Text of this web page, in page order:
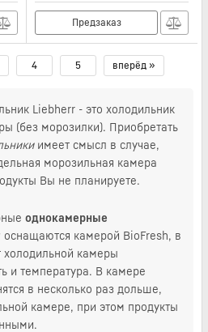
Предзаказ
4 5 вперёд »
Liebherr - это холодильник
(без морозилки). Приобретать
имеет смысл в случае,
морозильная камера
Вы не планируете.
однокамерные
оснащаются камерой BioFresh, в
холодильной камеры
и температура. В камере
в несколько раз дольше,
камере, при этом продукты